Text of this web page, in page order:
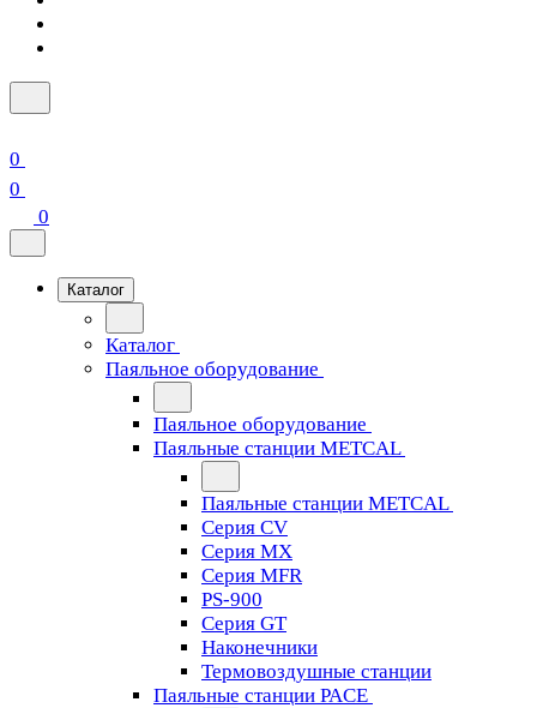
0
0
0
Каталог
Каталог
Паяльное оборудование
Паяльное оборудование
Паяльные станции METCAL
Паяльные станции METCAL
Серия CV
Серия MX
Серия MFR
PS-900
Серия GT
Наконечники
Термовоздушные станции
Паяльные станции PACE